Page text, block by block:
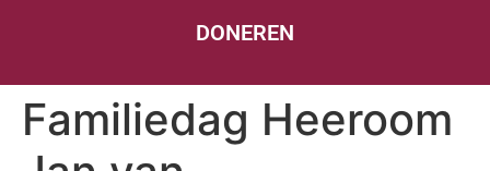
DONEREN
Familiedag Heeroom